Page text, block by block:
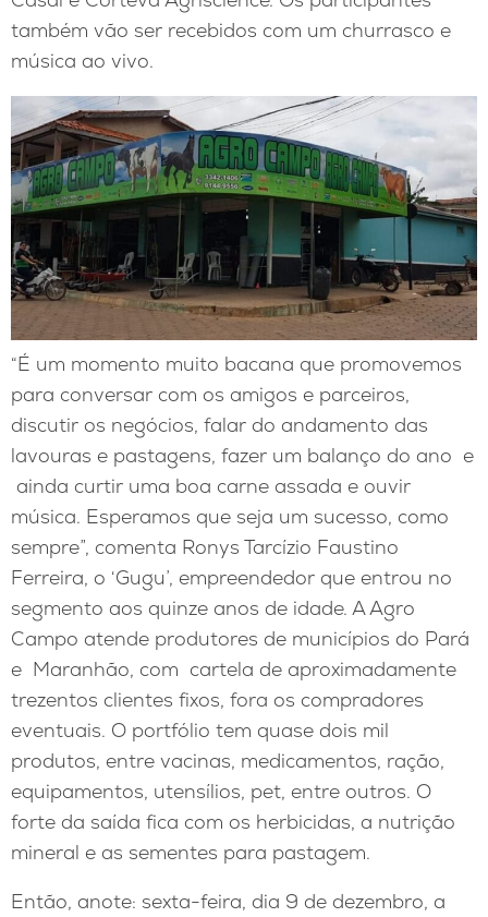
também vão ser recebidos com um churrasco e
música ao vivo.
“É um momento muito bacana que promovemos
para conversar com os amigos e parceiros,
discutir os negócios, falar do andamento das
lavouras e pastagens, fazer um balanço do ano e
ainda curtir uma boa carne assada e ouvir
música. Esperamos que seja um sucesso, como
sempre”, comenta Ronys Tarcízio Faustino
Ferreira, o ‘Gugu’, empreendedor que entrou no
segmento aos quinze anos de idade. A Agro
Campo atende produtores de municípios do Pará
e Maranhão, com cartela de aproximadamente
trezentos clientes fixos, fora os compradores
eventuais. O portfólio tem quase dois mil
produtos, entre vacinas, medicamentos, ração,
equipamentos, utensílios, pet, entre outros. O
forte da saída fica com os herbicidas, a nutrição
mineral e as sementes para pastagem.
Então, anote: sexta-feira, dia 9 de dezembro, a